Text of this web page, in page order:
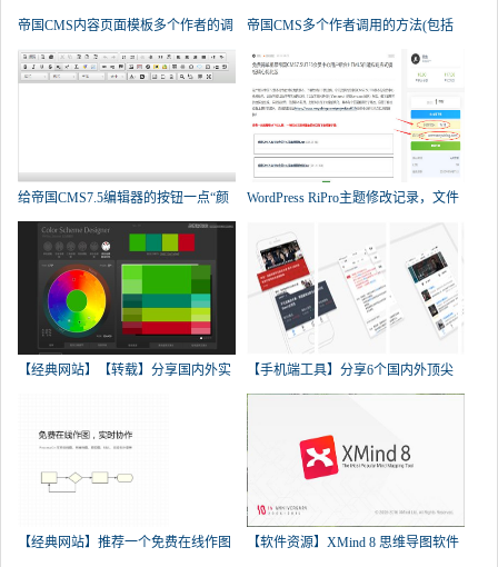
帝国CMS内容页面模板多个作者的调
帝国CMS多个作者调用的方法(包括
作
给帝国CMS7.5编辑器的按钮一点“颜 WordPress RiPro主题修改记录，文件
【经典网站】【转载】分享国内外实 【手机端工具】分享6个国内外顶尖
【经典网站】推荐一个免费在线作图 【软件资源】XMind 8 思维导图软件